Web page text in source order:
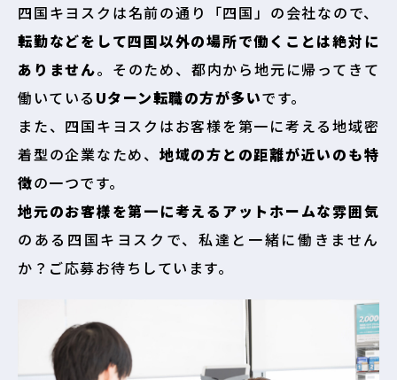
四国キヨスクは名前の通り「四国」の会社なので、
転勤などをして四国以外の場所で働くことは絶対に
ありません。そのため、都内から地元に帰ってきて
働いている Uターン転職の方が多いです。
また、四国キヨスクはお客様を第一に考える地域密
着型の企業なため、 地域の方との距離が近いのも特
徴の一つです。
地元のお客様を第一に考えるアットホームな雰囲気
のある四国キヨスクで、私達と一緒に働きません
か？ご応募お待ちしています。